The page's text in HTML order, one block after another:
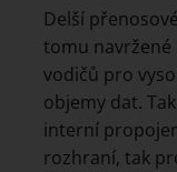
Delší
tomu navržené
vodičů pro
objemy dat.
interní
rozhraní, tak